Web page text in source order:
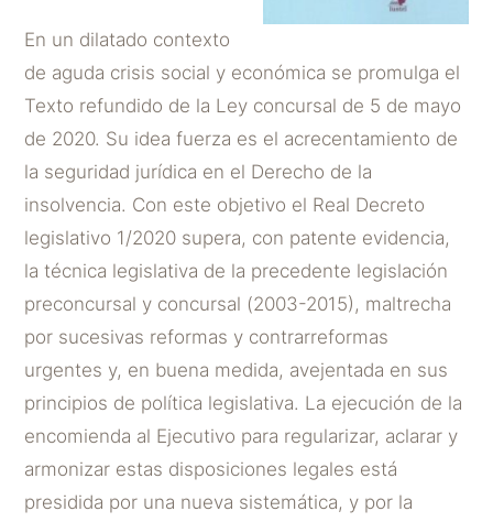
En un dilatado contexto
de aguda crisis social y económica se promulga el
Texto refundido de la Ley concursal de 5 de mayo
de 2020. Su idea fuerza es el acrecentamiento de
la seguridad jurídica en el Derecho de la
insolvencia. Con este objetivo el Real Decreto
legislativo 1/2020 supera, con patente evidencia,
la técnica legislativa de la precedente legislación
preconcursal y concursal (2003-2015), maltrecha
por sucesivas reformas y contrarreformas
urgentes y, en buena medida, avejentada en sus
principios de política legislativa. La ejecución de la
encomienda al Ejecutivo para regularizar, aclarar y
armonizar estas disposiciones legales está
presidida por una nueva sistemática, y por la